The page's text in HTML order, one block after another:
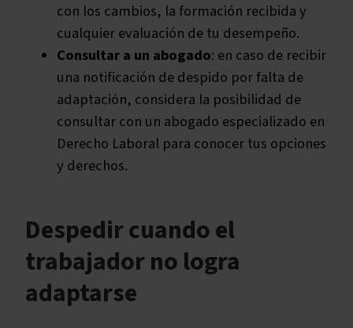
con los cambios, la formación recibida y
cualquier evaluación de tu desempeño.
Consultar a un abogado: en caso de recibir
una notificación de despido por falta de
adaptación, considera la posibilidad de
consultar con un abogado especializado en
Derecho Laboral para conocer tus opciones
y derechos.
Despedir cuando el
trabajador no logra
adaptarse